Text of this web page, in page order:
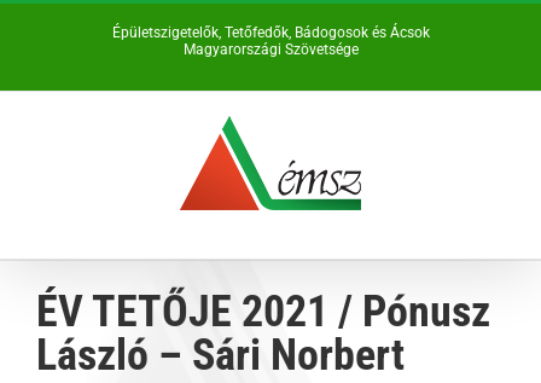
Épületszigetelők, Tetőfedők, Bádogosok és Ácsok
Magyarországi Szövetsége
ÉV TETŐJE 2021 / Pónusz
László – Sári Norbert